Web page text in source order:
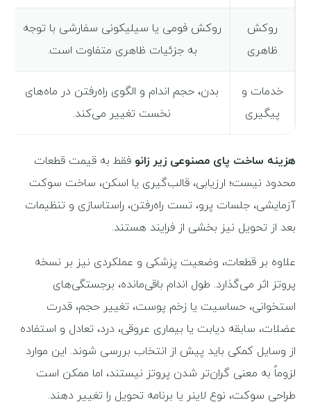
روکش
ظاهری
روکش فومی یا سیلیکونی سفارشی با توجه
به جزئیات ظاهری متفاوت است.
خدمات و
پیگیری
بدن، حجم اندام و الگوی راه‌رفتن در ماه‌های
نخست تغییر می‌کند.
هزینه ساخت پای مصنوعی زیر زانو فقط به قیمت قطعات
محدود نیست؛ ارزیابی، قالب‌گیری یا اسکن، ساخت سوکت
آزمایشی، جلسات پرو، تست راه‌رفتن، راستاسازی و تنظیمات
بعد از تحویل نیز بخشی از فرایند هستند.
علاوه بر قطعات، وضعیت پزشکی و عملکردی نیز بر نسخه
پروتز اثر می‌گذارد. طول اندام باقی‌مانده، برجستگی‌های
استخوانی، حساسیت یا زخم پوست، تغییر حجم، قدرت
عضلات، سابقه دیابت یا بیماری عروقی، درد، تعادل و استفاده
از وسایل کمکی باید پیش از انتخاب بررسی شوند. این موارد
لزوماً به معنی گران‌تر شدن پروتز نیستند، اما ممکن است
طراحی سوکت، نوع لاینر یا برنامه تحویل را تغییر دهند.